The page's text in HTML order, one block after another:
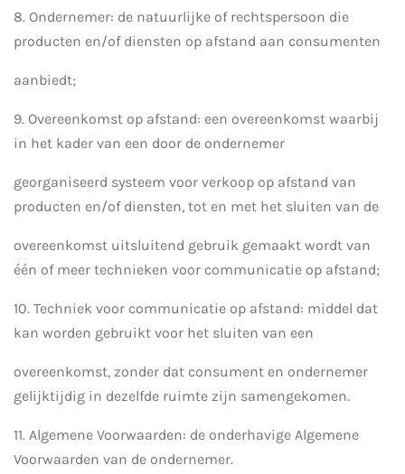
8. Ondernemer: de natuurlijke of rechtspersoon die
producten en/of diensten op afstand aan consumenten
aanbiedt;
9. Overeenkomst op afstand: een overeenkomst waarbij
in het kader van een door de ondernemer
georganiseerd systeem voor verkoop op afstand van
producten en/of diensten, tot en met het sluiten van de
overeenkomst uitsluitend gebruik gemaakt wordt van
één of meer technieken voor communicatie op afstand;
10. Techniek voor communicatie op afstand: middel dat
kan worden gebruikt voor het sluiten van een
overeenkomst, zonder dat consument en ondernemer
gelijktijdig in dezelfde ruimte zijn samengekomen.
11. Algemene Voorwaarden: de onderhavige Algemene
Voorwaarden van de ondernemer.